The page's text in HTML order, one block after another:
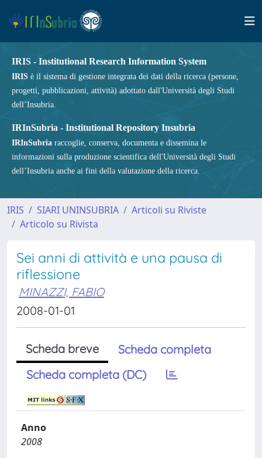
IRIS - Institutional Research Information System
IRIS è il sistema di gestione integrata dei dati della ricerca (persone,
progetti, pubblicazioni, attività) adottato dall'Università degli Studi
dell’Insubria.
IRInSubria - Institutional Repository Insubria
IRInSubria raccoglie, conserva, documenta e dissemina le
informazioni sulla produzione scientifica dell'Università degli Studi
dell’Insubria anche ai fini della valutazione della ricerca.
IRIS SIARI UNINSUBRIA
Articoli su Riviste
Articolo su Rivista
Sei anni di attività e una pausa di
riflessione
MINAZZI, FABIO
2008-01-01
Scheda breve
Scheda completa
Scheda completa (DC)
Anno
2008